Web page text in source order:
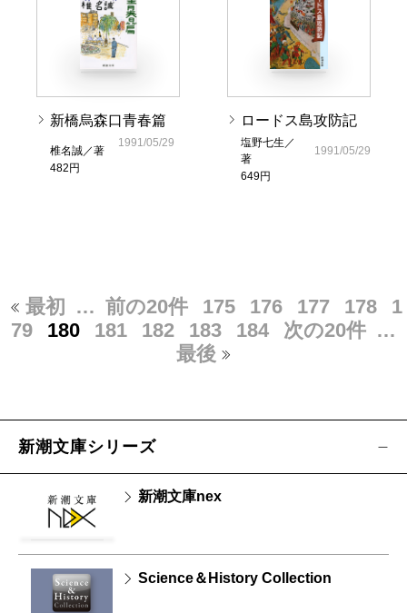
新橋烏森口青春篇
椎名誠／著
482円
1991/05/29
ロードス島攻防記
塩野七生／
著
649円
1991/05/29
最初 … 前の20件 175 176 177 178
1
79
180 181 182 183 184 次の20件 …
最後
新潮文庫シリーズ
新潮文庫nex
Science＆History Collection